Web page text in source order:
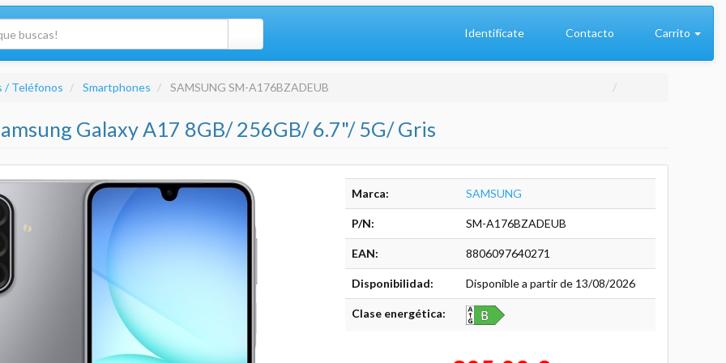
Identifícate Contacto Carrito
/ Teléfonos Smartphones SAMSUNG SM-A176BZADEUB
Galaxy A17 8GB/ 256GB/ 6.7"/ 5G/ Gris
Marca: SAMSUNG
P/N: SM-A176BZADEUB
EAN: 8806097640271
Disponibilidad: Disponible a partir de 13/08/2026
Clase energética: